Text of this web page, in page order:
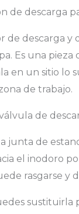
de descarga
de descarga y
Es una
en un sitio lo
de trabajo.
de
junta de
el inodoro
rasgarse y
sustituirla